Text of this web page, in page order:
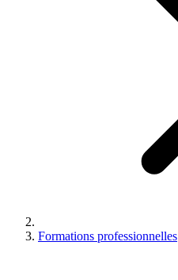
Formations professionnelles